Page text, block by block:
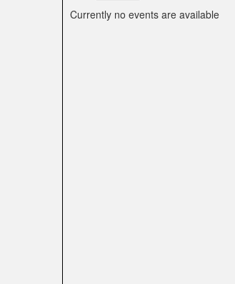
Currently no events are available